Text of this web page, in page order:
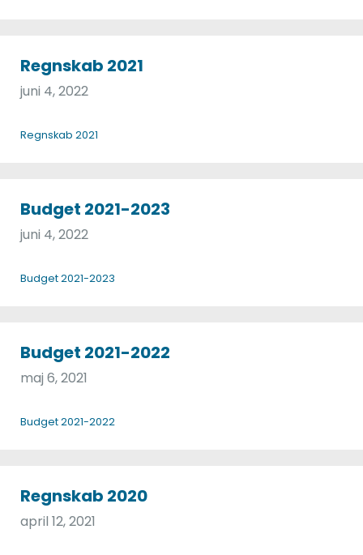
Regnskab 2021
juni 4, 2022
Regnskab 2021
Budget 2021-2023
juni 4, 2022
Budget 2021-2023
Budget 2021-2022
maj 6, 2021
Budget 2021-2022
Regnskab 2020
april 12, 2021